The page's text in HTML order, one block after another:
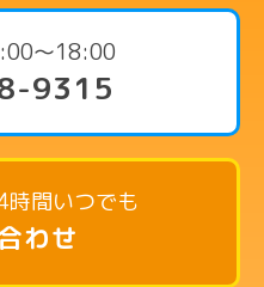
〜18:00
9315
時間いつでも
わせ